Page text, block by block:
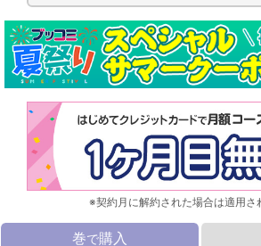
※契約月に解約された場合は適用さ
巻で購入